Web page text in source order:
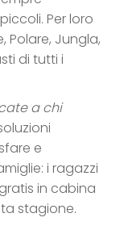
Per loro
Polare, Jungla,
di tutti i
a chi
e
i ragazzi
in cabina
stagione.